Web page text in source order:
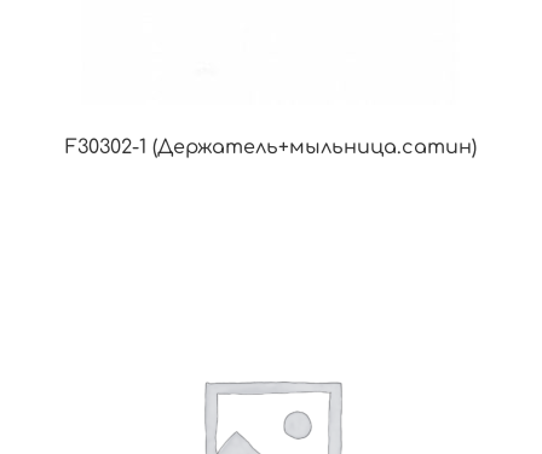
F30302-1 (Держатель+мыльница.сатин)